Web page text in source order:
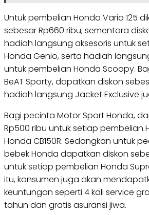
Untuk pembelian Honda Vario 125
sebesar Rp660 ribu, sementara
hadiah langsung aksesoris untuk
Honda Genio, serta hadiah
untuk pembelian Honda Scoopy.
BeAT Sporty, dapatkan diskon
hadiah langsung Jacket Exclusive
Bagi pecinta Motor Sport Honda,
Rp500 ribu untuk setiap pembelian
Honda CB150R. Sedangkan untuk
bebek Honda dapatkan diskon
untuk setiap pembelian Honda
itu, konsumen juga akan
keuntungan seperti 4 kali service
tahun dan gratis asuransi jiwa.